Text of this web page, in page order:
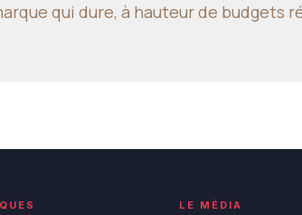
qui dure, à hauteur de budgets
LE MÉDIA